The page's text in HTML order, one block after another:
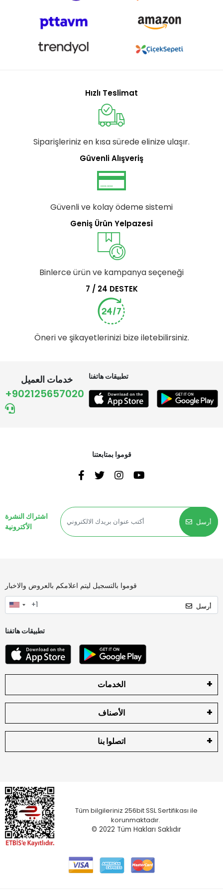
Hızlı Teslimat
Siparişleriniz en kısa sürede elinize ulaşır.
Güvenli Alışveriş
Güvenli ve kolay ödeme sistemi
Geniş Ürün Yelpazesi
Binlerce ürün ve kampanya seçeneği
7 / 24 DESTEK
Öneri ve şikayetlerinizi bize iletebilirsiniz.
خدمات العميل
+902125657020
تطبيقات هاتفنا
قوموا بمتابعتنا
اشتراك النشرة
الأكترونية
أرسل
قوموا بالتسجيل ليتم اعلامكم بالعروض والاخبار
أرسل
تطبيقات هاتفنا
الخدمات
الأصناف
اتصلوا بنا
Tüm bilgileriniz 256bit SSL Sertifikası ile
korunmaktadır.
© 2022 Tüm Hakları Saklıdır